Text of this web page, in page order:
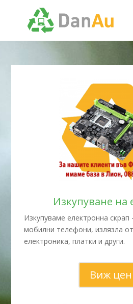
Изкупуване на
Изкупуваме електронна
мобилни телефони, излязла
електроника, платки и други.
Виж